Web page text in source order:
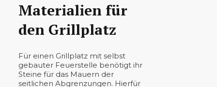
Materialien für
den Grillplatz
Für einen Grillplatz mit selbst
gebauter Feuerstelle benötigt ihr
Steine für das Mauern der
seitlichen Abgrenzungen. Hierfür